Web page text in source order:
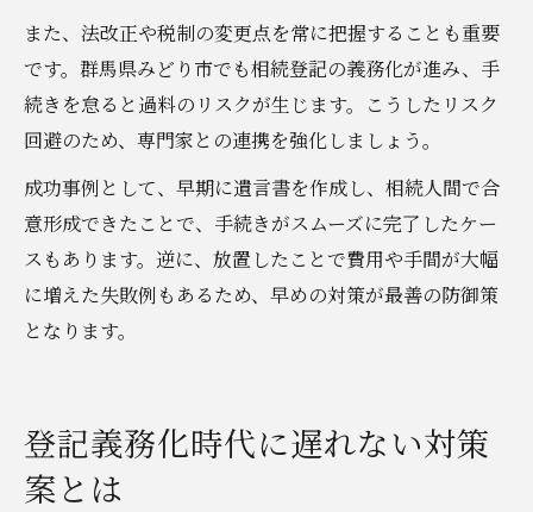
また、法改正や税制の変更点を常に把握することも重要
です。群馬県みどり市でも相続登記の義務化が進み、手
続きを怠ると過料のリスクが生じます。こうしたリスク
回避のため、専門家との連携を強化しましょう。
成功事例として、早期に遺言書を作成し、相続人間で合
意形成できたことで、手続きがスムーズに完了したケー
スもあります。逆に、放置したことで費用や手間が大幅
に増えた失敗例もあるため、早めの対策が最善の防御策
となります。
登記義務化時代に遅れない対策
案とは